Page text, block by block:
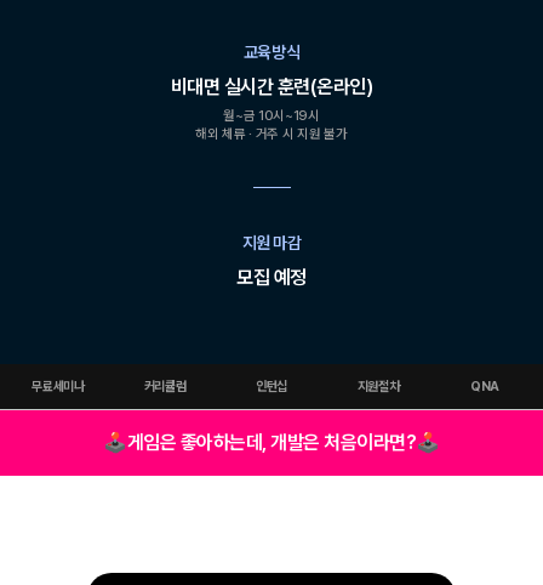
교육방식
비대면 실시간 훈련(온라인)
월~금 10시~19시
해외 체류 · 거주 시 지원 불가
지원 마감
모집 예정
무료세미나 커리큘럼 인턴십 지원절차 QNA
🕹게임은 좋아하는데, 개발은 처음이라면?🕹